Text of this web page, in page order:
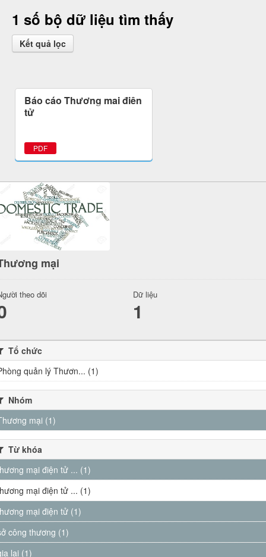
1 số bộ dữ liệu tìm thấy
Kết quả lọc
Báo cáo Thương mại điện
tử
PDF
mại
theo dõi Dữ liệu
1
Tổ chức
quản lý Thươn... (1)
Nhóm
mại (1)
Từ khóa
mại điện tử ... (1)
mại điện tử ... (1)
mại điện tử (1)
công thương (1)
lai (1)